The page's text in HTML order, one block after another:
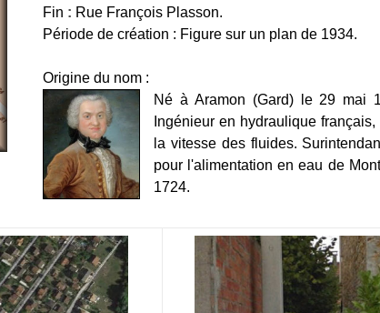
Fin : Rue François Plasson.
Période de création : Figure sur un plan de 1934.
Origine du nom :
Né à Aramon (Gard) le 29 mai
Ingénieur en hydraulique
la vitesse des fluides.
pour l'alimentation en eau de
1724.